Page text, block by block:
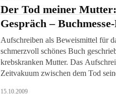
Der Tod meiner
Gespräch –
Aufschreiben als Beweismittel für
schmerzvoll schönes Buch
krebskranken Mutter. Das Aufschreiben gelang ihm erst in dem
Zeitvakuum zwischen dem Tod
15.10.2009